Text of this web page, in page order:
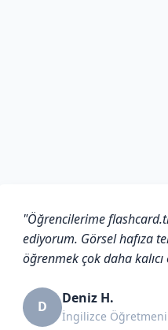
"Öğrencilerime
ediyorum. Görsel hafıza
öğrenmek çok daha
D Deniz H.
İngilizce Öğretmeni